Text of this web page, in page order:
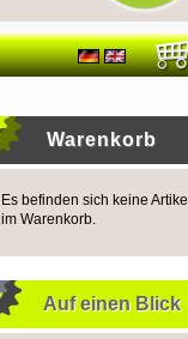
Warenkorb
Es befinden sich keine Artikel
im Warenkorb.
Auf einen Blick